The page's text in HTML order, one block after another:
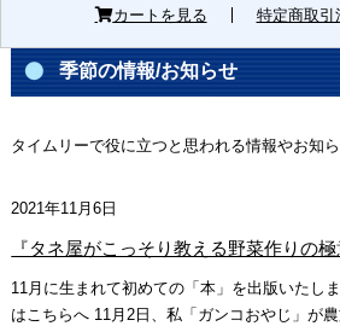
カートを見る
特定商取引
季節の情報/お知らせ
タイムリーで役に立つと思われる情報やお知
2021年11月6日
『タネ屋がこっそり教える野菜作りの極
11月に生まれて初めての「本」を出版いたし
はこちらへ 11月2日、私「ガンコおやじ」が